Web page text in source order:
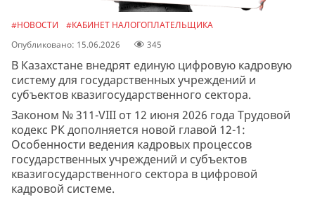
#НОВОСТИ
#КАБИНЕТ НАЛОГОПЛАТЕЛЬЩИКА
Опубликовано: 15.06.2026
345
В Казахстане внедрят единую цифровую кадровую
систему для государственных учреждений и
субъектов квазигосударственного сектора.
Законом № 311-VІIІ от 12 июня 2026 года Трудовой
кодекс РК дополняется новой главой 12-1:
Особенности ведения кадровых процессов
государственных учреждений и субъектов
квазигосударственного сектора в цифровой
кадровой системе.